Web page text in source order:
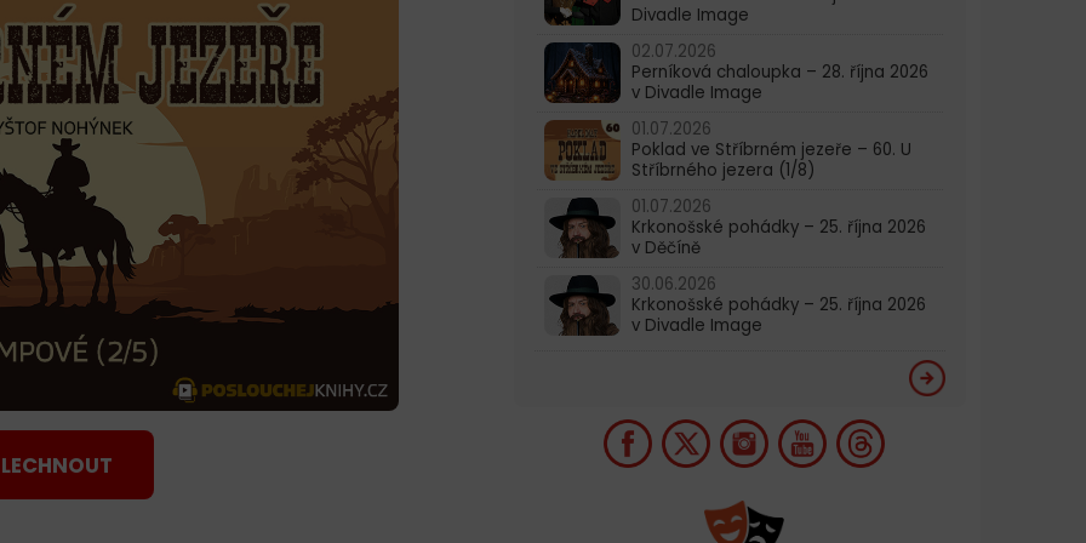
Divadle Image
02.07.2026
Perníková chaloupka – 28. října 2026
v Divadle Image
01.07.2026
Poklad ve Stříbrném jezeře – 60. U
Stříbrného jezera (1/8)
01.07.2026
Krkonošské pohádky – 25. října 2026
v Děčíně
30.06.2026
Krkonošské pohádky – 25. října 2026
v Divadle Image